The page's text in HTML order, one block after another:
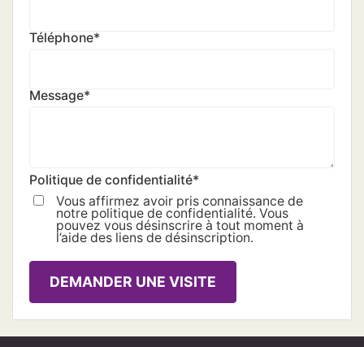
Téléphone*
Message*
Politique de confidentialité*
Vous affirmez avoir pris connaissance de
notre politique de confidentialité. Vous
pouvez vous désinscrire à tout moment à
l’aide des liens de désinscription.
DEMANDER UNE VISITE